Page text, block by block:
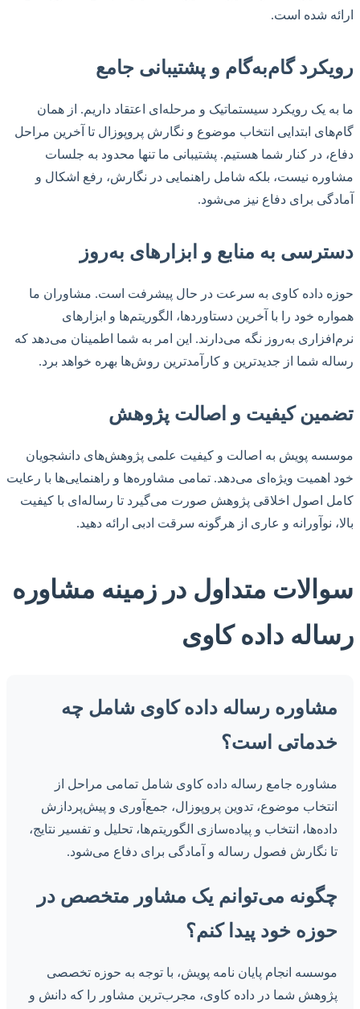
ارائه شده است.
رویکرد گام‌به‌گام و پشتیبانی جامع
ما به یک رویکرد سیستماتیک و مرحله‌ای اعتقاد داریم. از همان
گام‌های ابتدایی انتخاب موضوع و نگارش پروپوزال تا آخرین مراحل
دفاع، در کنار شما هستیم. پشتیبانی ما تنها محدود به جلسات
مشاوره نیست، بلکه شامل راهنمایی در نگارش، رفع اشکال و
آمادگی برای دفاع نیز می‌شود.
دسترسی به منابع و ابزارهای به‌روز
حوزه داده کاوی به سرعت در حال پیشرفت است. مشاوران ما
همواره خود را با آخرین دستاوردها، الگوریتم‌ها و ابزارهای
نرم‌افزاری به‌روز نگه می‌دارند. این امر به شما اطمینان می‌دهد که
رساله شما از جدیدترین و کارآمدترین روش‌ها بهره خواهد برد.
تضمین کیفیت و اصالت پژوهش
موسسه پویش به اصالت و کیفیت علمی پژوهش‌های دانشجویان
خود اهمیت ویژه‌ای می‌دهد. تمامی مشاوره‌ها و راهنمایی‌ها با رعایت
کامل اصول اخلاقی پژوهش صورت می‌گیرد تا رساله‌ای با کیفیت
بالا، نوآورانه و عاری از هرگونه سرقت ادبی ارائه دهید.
سوالات متداول در زمینه مشاوره
رساله داده کاوی
مشاوره رساله داده کاوی شامل چه
خدماتی است؟
مشاوره جامع رساله داده کاوی شامل تمامی مراحل از
انتخاب موضوع، تدوین پروپوزال، جمع‌آوری و پیش‌پردازش
داده‌ها، انتخاب و پیاده‌سازی الگوریتم‌ها، تحلیل و تفسیر نتایج،
تا نگارش فصول رساله و آمادگی برای دفاع می‌شود.
چگونه می‌توانم یک مشاور متخصص در
حوزه خود پیدا کنم؟
موسسه انجام پایان نامه پویش، با توجه به حوزه تخصصی
پژوهش شما در داده کاوی، مجرب‌ترین مشاور را که دانش و